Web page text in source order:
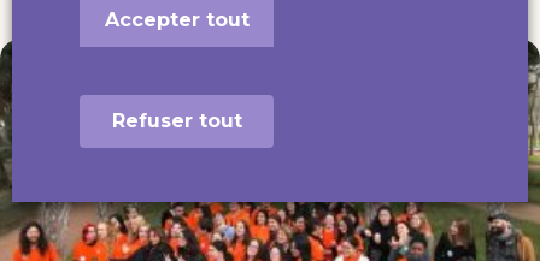
Accepter tout
Refuser tout